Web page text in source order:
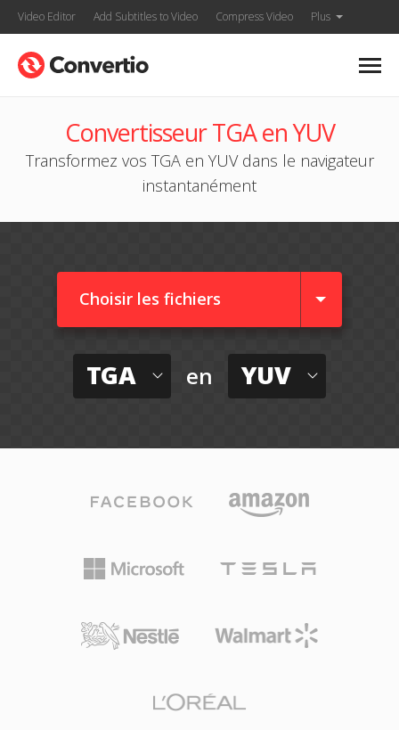
Video Editor Add Subtitles to Video Compress Video Plus
Convertisseur TGA en YUV
Transformez vos TGA en YUV dans le navigateur
instantanément
Choisir les fichiers
TGA en YUV